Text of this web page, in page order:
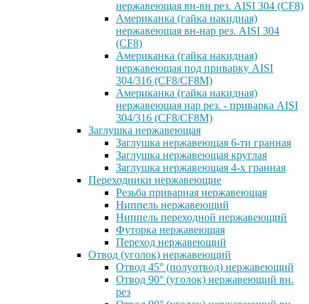
нержавеющая вн-вн рез. AISI 304 (CF8)
Американка (гайка накидная)
нержавеющая вн-нар рез. AISI 304
(CF8)
Американка (гайка накидная)
нержавеющая под приварку AISI
304/316 (CF8/CF8M)
Американка (гайка накидная)
нержавеющая нар рез. - приварка AISI
304/316 (CF8/CF8M)
Заглушка нержавеющая
Заглушка нержавеющая 6-ти гранная
Заглушка нержавеющая круглая
Заглушка нержавеющая 4-х гранная
Переходники нержавеющие
Резьба приварная нержавеющая
Ниппель нержавеющий
Ниппель переходной нержавеющий
Футорка нержавеющая
Переход нержавеющий
Отвод (уголок) нержавеющий
Отвод 45° (полуотвод) нержавеющий
Отвод 90° (уголок) нержавеющий вн.
рез